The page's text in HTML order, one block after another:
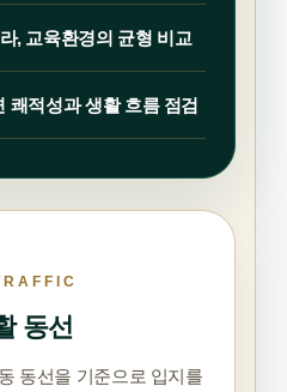
, 교육환경의 균형 비교
쾌적성과 생활 흐름 점검
동선
동선을 기준으로 입지를